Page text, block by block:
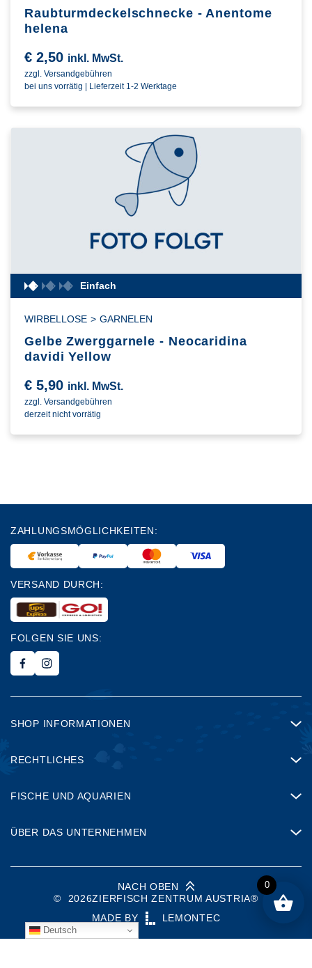
Raubturmdeckelschnecke - Anentome
helena
€ 2,50 inkl. MwSt.
zzgl. Versandgebühren
bei uns vorrätig | Lieferzeit 1-2 Werktage
Einfach
WIRBELLOSE > GARNELEN
Gelbe Zwerggarnele - Neocaridina
davidi Yellow
€ 5,90 inkl. MwSt.
zzgl. Versandgebühren
derzeit nicht vorrätig
ZAHLUNGSMÖGLICHKEITEN:
VERSAND DURCH:
FOLGEN SIE UNS:
SHOP INFORMATIONEN
RECHTLICHES
FISCHE UND AQUARIEN
ÜBER DAS UNTERNEHMEN
© 2026ZIERFISCH ZENTRUM AUSTRIA®
MADE BY
LEMONTEC
NACH OBEN
Deutsch
0